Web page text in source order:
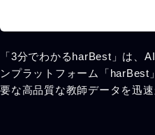
「3分でわかるharBest」は、
ンプラットフォーム「
要な高品質な教師データを迅